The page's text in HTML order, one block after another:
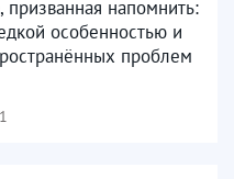
напомнить:
особенностью и
проблем